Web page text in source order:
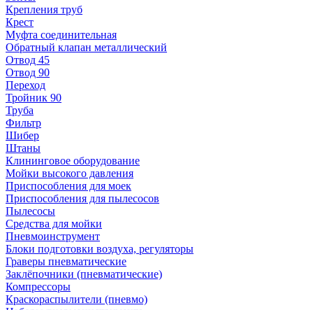
Крепления труб
Крест
Муфта соединительная
Обратный клапан металлический
Отвод 45
Отвод 90
Переход
Тройник 90
Труба
Фильтр
Шибер
Штаны
Клининговое оборудование
Мойки высокого давления
Приспособления для моек
Приспособления для пылесосов
Пылесосы
Средства для мойки
Пневмоинструмент
Блоки подготовки воздуха, регуляторы
Граверы пневматические
Заклёпочники (пневматические)
Компрессоры
Краскораспылители (пневмо)